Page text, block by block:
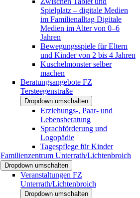
Spielplatz – digitale Medien
im Familienalltag Digitale
Medien im Alter von 0–6
Jahren
Bewegungsspiele für Eltern
und Kinder von 2 bis 4 Jahren
Kuschelmonster selber
machen
Beratungsangebote FZ
Tersteegenstraße
Dropdown umschalten
Erziehungs-, Paar- und
Lebensberatung
Sprachförderung und
Logopädie
Tagespflege für Kinder
Familienzentrum Unterrath/Lichtenbroich
Dropdown umschalten
Veranstaltungen FZ
Unterrath/Lichtenbroich
Dropdown umschalten